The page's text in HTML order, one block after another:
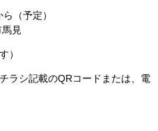
（予定）
馬見
）
ラシ記載のQRコードまたは、電